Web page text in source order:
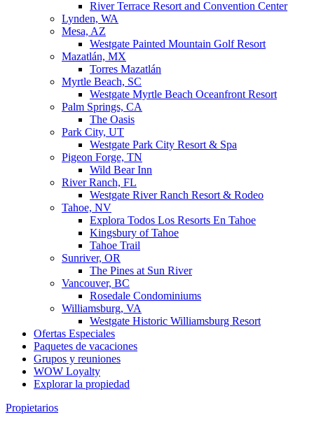
River Terrace Resort and Convention Center
Lynden, WA
Mesa, AZ
Westgate Painted Mountain Golf Resort
Mazatlán, MX
Torres Mazatlán
Myrtle Beach, SC
Westgate Myrtle Beach Oceanfront Resort
Palm Springs, CA
The Oasis
Park City, UT
Westgate Park City Resort & Spa
Pigeon Forge, TN
Wild Bear Inn
River Ranch, FL
Westgate River Ranch Resort & Rodeo
Tahoe, NV
Explora Todos Los Resorts En Tahoe
Kingsbury of Tahoe
Tahoe Trail
Sunriver, OR
The Pines at Sun River
Vancouver, BC
Rosedale Condominiums
Williamsburg, VA
Westgate Historic Williamsburg Resort
Ofertas Especiales
Paquetes de vacaciones
Grupos y reuniones
WOW Loyalty
Explorar la propiedad
Propietarios